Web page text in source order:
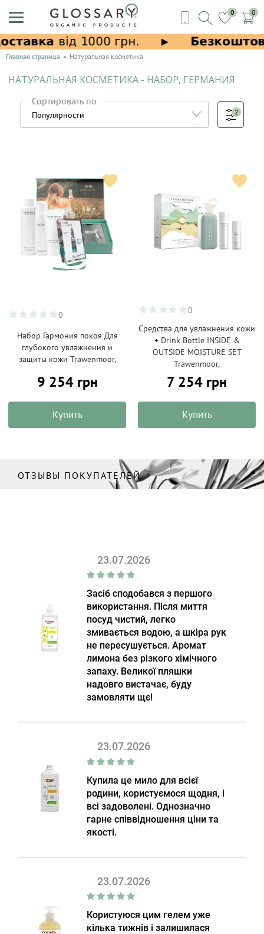
0 0
Главная страница Натуральная косметика
НАТУРАЛЬНАЯ КОСМЕТИКА - НАБОР, ГЕРМАНИЯ
Сортировать по
2
0
Набор Гармония покоя Для
глубокого увлажнения и
защиты кожи Trawenmoor,
9 254 грн
Купить
0
Средства для увлажнения кожи
+ Drink Bottle INSIDE &
OUTSIDE MOISTURE SET
Trawenmoor,
7 254 грн
Купить
ОТЗЫВЫ ПОКУПАТЕЛЕЙ
23.07.2026
Засіб сподобався з першого
використання. Після миття
посуд чистий, легко
змивається водою, а шкіра рук
не пересушується. Аромат
лимона без різкого хімічного
запаху. Великої пляшки
надовго вистачає, буду
замовляти щє!
23.07.2026
Купила це мило для всієї
родини, користуємося щодня, і
всі задоволені. Однозначно
гарне співвідношення ціни та
якості.
23.07.2026
Користуюся цим гелем уже
кілька тижнів і залишилася